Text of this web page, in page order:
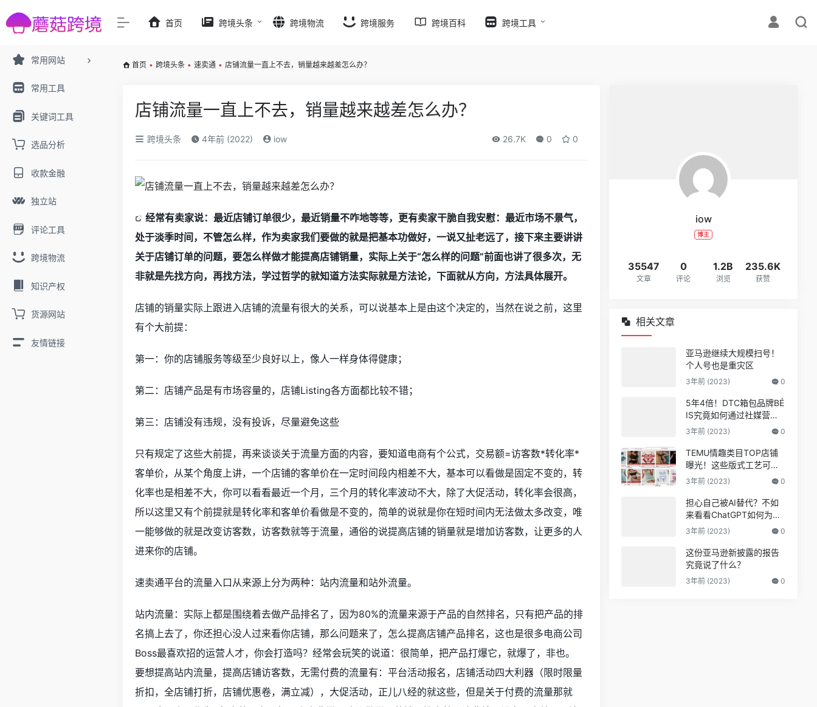
常用网站
常用工具
关键词工具
选品分析
收款金融
独立站
评论工具
跨境物流
知识产权
货源网站
友情链接
首页 跨境头条 跨境物流 跨境服务 跨境百科 跨境工具
首页 • 跨境头条 • 速卖通 • 店铺流量一直上不去，销量越来越差怎么办？
店铺流量一直上不去，销量越来越差怎么办？
跨境头条 4年前 (2022) iow 26.7K 0 0
经常有卖家说：最近店铺订单很少，最近销量不咋地等等，更有卖家干脆自我安慰：最近市场不景气，
处于淡季时间，不管怎么样，作为卖家我们要做的就是把基本功做好，一说又扯老远了，接下来主要讲讲
关于店铺订单的问题，要怎么样做才能提高店铺销量，实际上关于“怎么样的问题”前面也讲了很多次，无
非就是先找方向，再找方法，学过哲学的就知道方法实际就是方法论，下面就从方向，方法具体展开。
店铺的销量实际上跟进入店铺的流量有很大的关系，可以说基本上是由这个决定的，当然在说之前，这里
有个大前提：
第一：你的店铺服务等级至少良好以上，像人一样身体得健康；
第二：店铺产品是有市场容量的，店铺Listing各方面都比较不错；
第三：店铺没有违规，没有投诉，尽量避免这些
只有规定了这些大前提，再来谈谈关于流量方面的内容，要知道电商有个公式，交易额=访客数*转化率*
客单价，从某个角度上讲，一个店铺的客单价在一定时间段内相差不大，基本可以看做是固定不变的，转
化率也是相差不大，你可以看看最近一个月，三个月的转化率波动不大，除了大促活动，转化率会很高，
所以这里又有个前提就是转化率和客单价看做是不变的，简单的说就是你在短时间内无法做太多改变，唯
一能够做的就是改变访客数，访客数就等于流量，通俗的说提高店铺的销量就是增加访客数，让更多的人
进来你的店铺。
速卖通平台的流量入口从来源上分为两种：站内流量和站外流量。
站内流量：实际上都是围绕着去做产品排名了，因为80%的流量来源于产品的自然排名，只有把产品的排
名搞上去了，你还担心没人过来看你店铺，那么问题来了，怎么提高店铺产品排名，这也是很多电商公司
Boss最喜欢招的运营人才，你会打造吗？经常会玩笑的说道：很简单，把产品打爆它，就爆了，非也。
要想提高站内流量，提高店铺访客数，无需付费的流量有：平台活动报名，店铺活动四大利器（限时限量
折扣，全店铺打折，店铺优惠卷，满立减），大促活动，正儿八经的就这些，但是关于付费的流量那就
iow
博主
35547
文章
0
评论
1.2B
浏览
235.6K
获赞
相关文章
亚马逊继续大规模扫号！
个人号也是重灾区
3年前 (2023) 0
5年4倍！DTC箱包品牌BÉ
IS究竟如何通过社媒营销
收获逆势上涨！
3年前 (2023) 0
TEMU情趣类目TOP店铺
曝光！这些版式工艺可能
爆
3年前 (2023) 0
担心自己被AI替代？不如
来看看ChatGPT如何为亚
马逊人所用
3年前 (2023) 0
这份亚马逊新披露的报告
究竟说了什么？
3年前 (2023) 0